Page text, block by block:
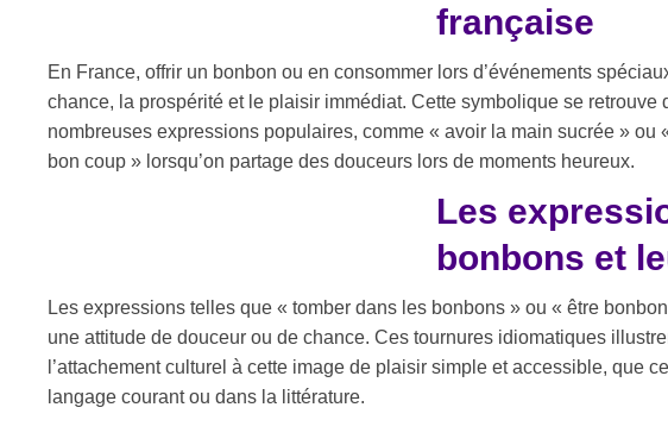
française
En France, offrir un bonbon ou en consommer lors d’événements
chance, la prospérité et le plaisir immédiat. Cette symbolique se retrouve
nombreuses expressions populaires, comme « avoir la main sucrée » ou
bon coup » lorsqu’on partage des douceurs lors de moments heureux.
Les
bonbons et
Les expressions telles que « tomber dans les bonbons » ou « être
une attitude de douceur ou de chance. Ces tournures idiomatiques
l’attachement culturel à cette image de plaisir simple et accessible, que
langage courant ou dans la littérature.